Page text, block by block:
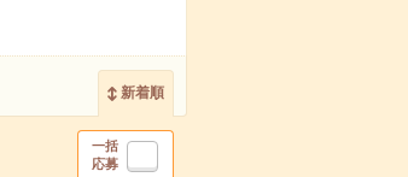
新着順
一括
応募